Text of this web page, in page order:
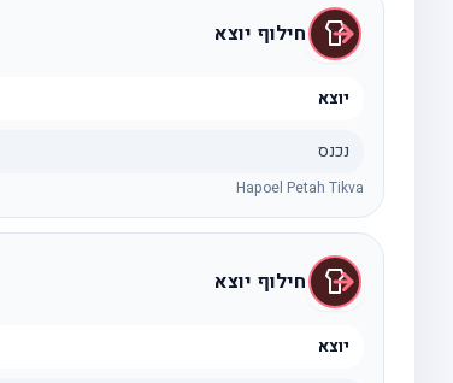
חילוף יוצא
יוצא
נכנס
Hapoel Petah Tikva
חילוף יוצא
יוצא